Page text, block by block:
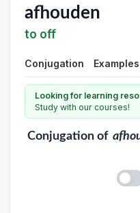
afhouden
to off
Conjugation
Looking for learning
Study with our courses!
Conjugationof